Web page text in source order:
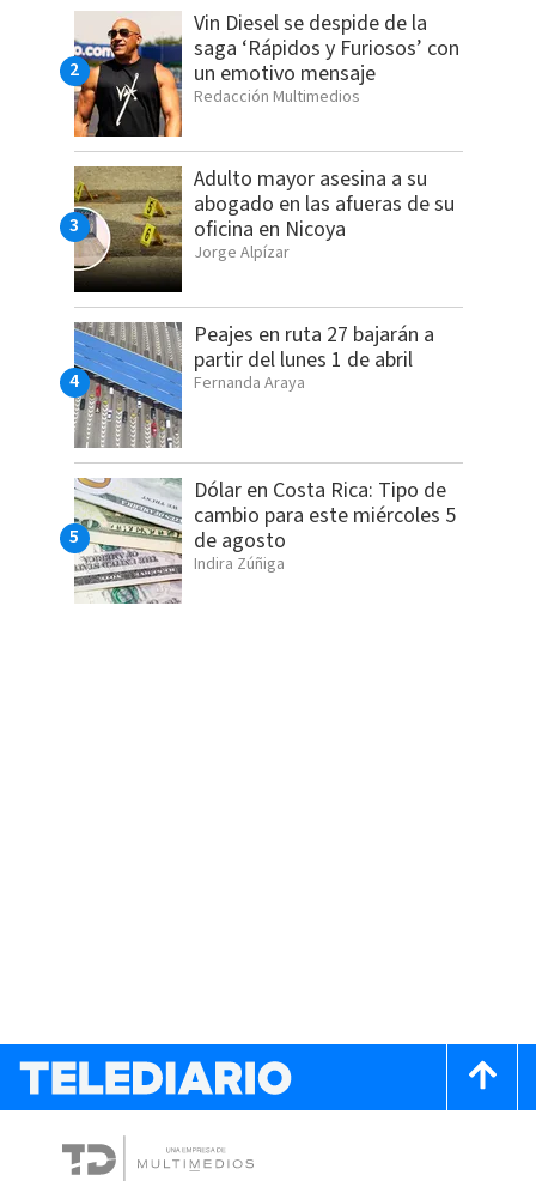
Vin Diesel se despide de la
saga ‘Rápidos y Furiosos’ con
un emotivo mensaje
Redacción Multimedios
Adulto mayor asesina a su
abogado en las afueras de su
oficina en Nicoya
Jorge Alpízar
Peajes en ruta 27 bajarán a
partir del lunes 1 de abril
Fernanda Araya
Dólar en Costa Rica: Tipo de
cambio para este miércoles 5
de agosto
Indira Zúñiga